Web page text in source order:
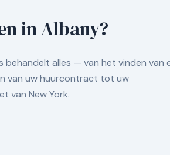
in Albany?
behandelt alles — van het vinden van
van uw huurcontract tot uw
van New York.